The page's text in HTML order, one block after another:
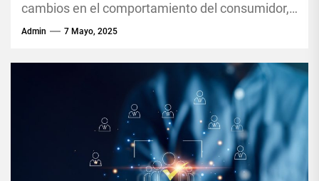
cambios en el comportamiento del consumidor,
innovaciones en diseño y la...
Admin 7 Mayo, 2025